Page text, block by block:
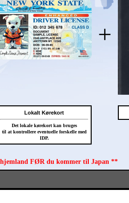
+
Lokalt Kørekort
Det lokale kørekort kan bruges
til at kontrollere eventuelle forskelle med
IDP.
FØR du kommer til Japan **